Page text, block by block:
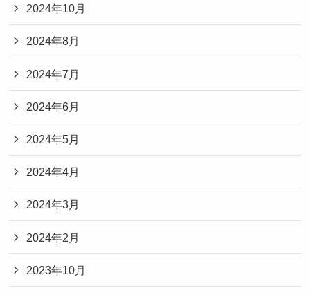
2024年10月
2024年8月
2024年7月
2024年6月
2024年5月
2024年4月
2024年3月
2024年2月
2023年10月